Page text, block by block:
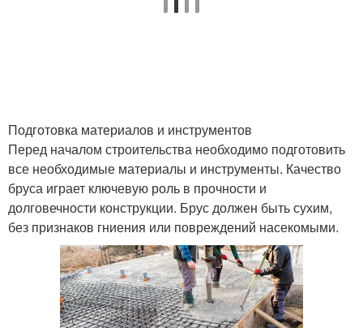
Подготовка материалов и инструментов
Перед началом строительства необходимо подготовить
все необходимые материалы и инструменты. Качество
бруса играет ключевую роль в прочности и
долговечности конструкции. Брус должен быть сухим,
без признаков гниения или повреждений насекомыми.